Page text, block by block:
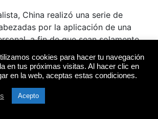
China realizó una serie de
por la aplicación de una
a fin de que sean solamente
negocios como las estaciones de
cookies para hacer tu navegación
en tus próximas visitas. Al hacer clic en
en la web, aceptas estas condiciones.
Acepto